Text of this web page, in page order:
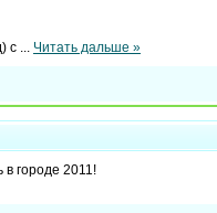
с ... Читать дальше »
в городе 2011!